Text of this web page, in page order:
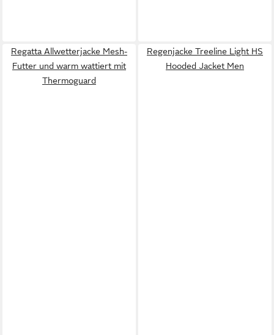
Regatta Allwetterjacke Mesh-
Futter und warm wattiert mit
Thermoguard
Regenjacke Treeline Light HS
Hooded Jacket Men